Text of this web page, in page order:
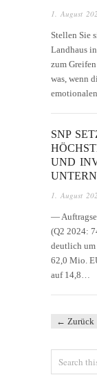
1. August
Stellen Sie
Landhaus
zum
was, wenn
SNP
UND
1. August
—
(Q2 2024:
deutlich um
62,0 Mio.
auf 14,8…
← Zurück